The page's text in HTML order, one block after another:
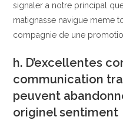
signaler a notre principal
matignasse navigue meme
compagnie de une
h. D’excellentes
communication
peuvent
originel sentiment